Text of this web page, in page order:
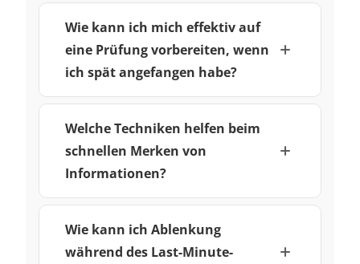
Wie kann ich mich effektiv auf
eine Prüfung vorbereiten, wenn
ich spät angefangen habe?
Welche Techniken helfen beim
schnellen Merken von
Informationen?
Wie kann ich Ablenkung
während des Last-Minute-